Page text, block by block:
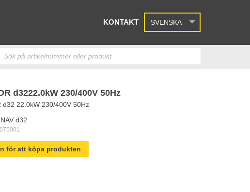
KONTAKT SVENSKA
d3222.0kW 230/400V 50Hz
d32 22.0kW 230/400V 50Hz
d32
för att köpa produkten